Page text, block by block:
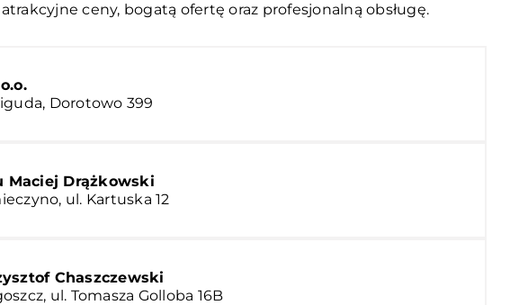
atrakcyjne ceny, bogatą ofertę oraz profesjonalną obsługę.
Dorotowo 399
Maciej Drążkowski
ul. Kartuska 12
Chaszczewski
ul. Tomasza Golloba 16B